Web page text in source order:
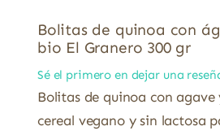
Bolitas de quinoa con
bio El Granero 300 gr
Sé el primero en dejar una
Bolitas de quinoa con agave
cereal vegano y sin lactosa